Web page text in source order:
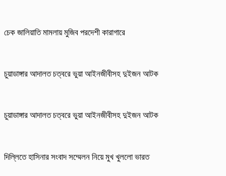
চেক জালিয়াতি মামলায় মুজিব পরদেশী কারাগারে
চুয়াডাঙ্গার আদালত চত্বরে ভুয়া আইনজীবীসহ দুইজন আটক
চুয়াডাঙ্গার আদালত চত্বরে ভুয়া আইনজীবীসহ দুইজন আটক
দিল্লিতে হাসিনার সংবাদ সম্মেলন নিয়ে মুখ খুললো ভারত